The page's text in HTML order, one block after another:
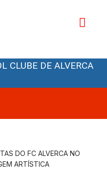
CLUBE DE ALVERCA
DO FC ALVERCA NO
ARTÍSTICA